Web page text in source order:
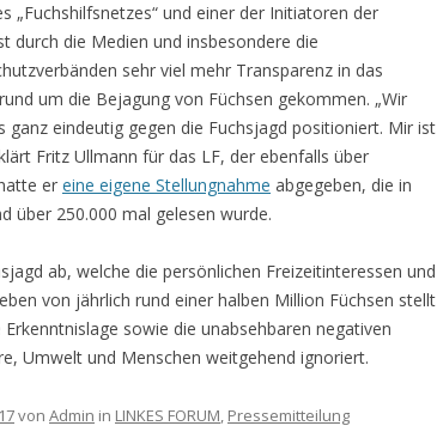
„Fuchshilfsnetzes“ und einer der Initiatoren der
durch die Medien und insbesondere die
sehr viel mehr Transparenz in das
um die Bejagung von Füchsen gekommen. „Wir
ganz eindeutig gegen die Fuchsjagd positioniert. Mir ist
Fritz Ullmann für das LF, der ebenfalls über
er eine eigene Stellungnahme abgegeben, die in
über 250.000 mal gelesen wurde.
ab, welche die persönlichen Freizeitinteressen und
von jährlich rund einer halben Million Füchsen stellt
sowie die unabsehbaren negativen
Umwelt und Menschen weitgehend ignoriert.
von Admin in LINKES FORUM, Pressemitteilung